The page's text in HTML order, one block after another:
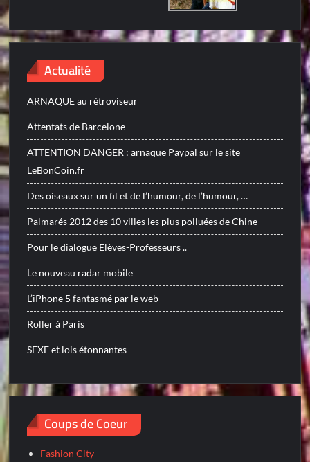
Actualité
ARNAQUE au rétroviseur
Attentats de Barcelone
ATTENTION DANGER : arnaque Paypal sur le site
LeBonCoin.fr
Des oiseaux sur un fil et de l’humour, de l’humour, …
Palmarés 2012 des 10 villes les plus polluées de Chine
Pour le dialogue Elèves-Professeurs ..
Le nouveau radar mobile
L’iPhone 5 fantasmé par le web
Roller à Paris
SEXE et lois étonnantes
Coups de Coeur
Fashion City